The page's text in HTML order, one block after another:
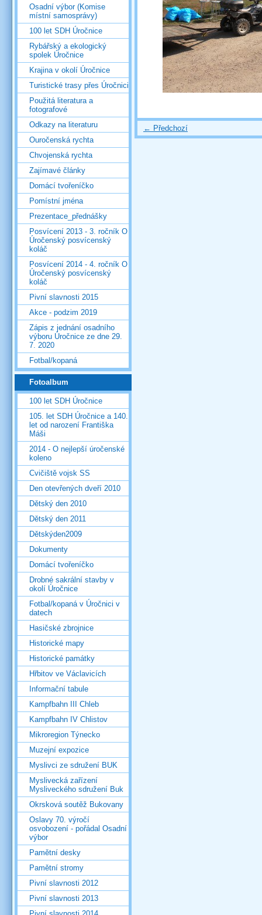
← Předchozí
Osadní výbor (Komise
místní samosprávy)
100 let SDH Úročnice
Rybářský a ekologický
spolek Úročnice
Krajina v okolí Úročnice
Turistické trasy přes Úročnici
Použitá literatura a
fotografové
Odkazy na literaturu
Ouročenská rychta
Chvojenská rychta
Zajímavé články
Domácí tvořeníčko
Pomístní jména
Prezentace_přednášky
Posvícení 2013 - 3. ročník O
Úročenský posvícenský
koláč
Posvícení 2014 - 4. ročník O
Úročenský posvícenský
koláč
Pivní slavnosti 2015
Akce - podzim 2019
Zápis z jednání osadního
výboru Úročnice ze dne 29.
7. 2020
Fotbal/kopaná
Fotoalbum
100 let SDH Úročnice
105. let SDH Úročnice a 140.
let od narození Františka
Máši
2014 - O nejlepší úročenské
koleno
Cvičiště vojsk SS
Den otevřených dveří 2010
Dětský den 2010
Dětský den 2011
Dětskýden2009
Dokumenty
Domácí tvořeníčko
Drobné sakrální stavby v
okolí Úročnice
Fotbal/kopaná v Úročnici v
datech
Hasičské zbrojnice
Historické mapy
Historické památky
Hřbitov ve Václavicích
Informační tabule
Kampfbahn III Chleb
Kampfbahn IV Chlistov
Mikroregion Týnecko
Muzejní expozice
Myslivci ze sdružení BUK
Myslivecká zařízení
Mysliveckého sdružení Buk
Okrsková soutěž Bukovany
Oslavy 70. výročí
osvobození - pořádal Osadní
výbor
Pamětní desky
Pamětní stromy
Pivní slavnosti 2012
Pivní slavnosti 2013